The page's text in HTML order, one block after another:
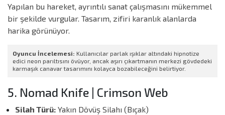
Yapılan bu hareket, ayrıntılı sanat çalışmasını mükemmel
bir şekilde vurgular. Tasarım, zifiri karanlık alanlarda
harika görünüyor.
Oyuncu İncelemesi: Kullanıcılar parlak ışıklar altındaki hipnotize
edici neon parıltısını övüyor, ancak aşırı çıkartmanın merkezi gövdedeki
karmaşık canavar tasarımını kolayca bozabileceğini belirtiyor.
5. Nomad Knife | Crimson Web
Silah Türü: Yakın Dövüş Silahı (Bıçak)